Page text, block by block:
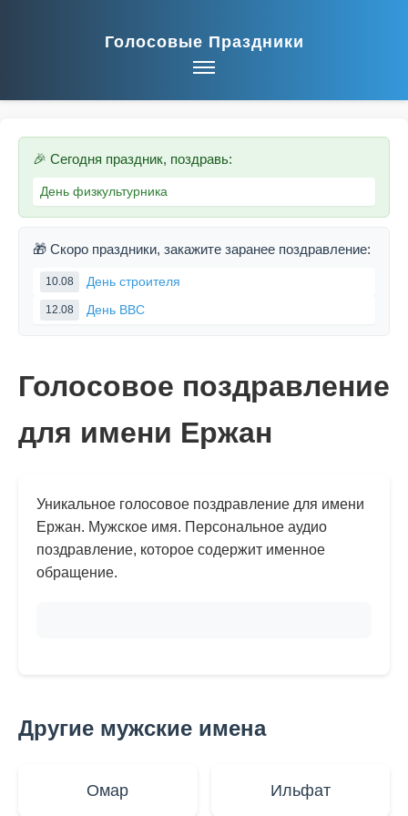
Голосовые Праздники
🎉 Сегодня праздник, поздравь:
День физкультурника
🎁 Скоро праздники, закажите заранее поздравление:
10.08 День строителя
12.08 День ВВС
Голосовое поздравление
для имени Ержан
Уникальное голосовое поздравление для имени
Ержан. Мужское имя. Персональное аудио
поздравление, которое содержит именное
обращение.
Другие мужские имена
Омар Ильфат